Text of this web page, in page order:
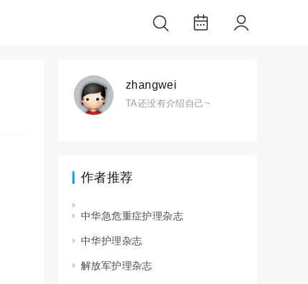
zhangwei
TA还没有介绍自己~
作者推荐
中华急危重症护理杂志
中华护理杂志
解放军护理杂志